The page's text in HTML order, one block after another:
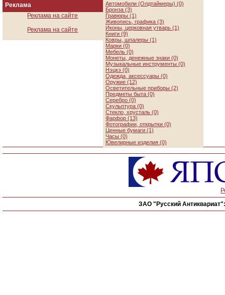
Реклама
Реклама на сайте
Реклама на сайте
Автомобили (Олдтаймеры) (0)
Бронза (3)
Гравюры (1)
Живопись, графика (3)
Иконы, церковная утварь (1)
Книги (9)
Ковры, шпалеры (1)
Марки (0)
Мебель (0)
Монеты, денежные знаки (0)
Музыкальные инструменты (0)
Нэцкэ (0)
Одежда, аксессуары (0)
Оружие (12)
Осветительные приборы (2)
Предметы быта (0)
Серебро (0)
Скульптура (0)
Стекло, хрусталь (0)
Фарфор (13)
Фотографии, открытки (0)
Ценные бумаги (1)
Часы (0)
Ювелирные изделия (0)
ЗАО "Русский Антиквариат":